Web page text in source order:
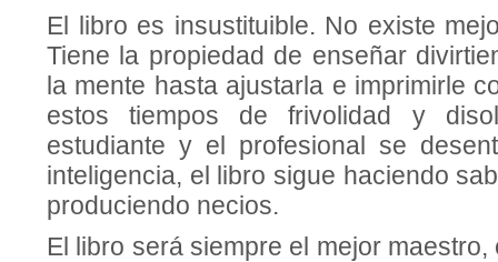
El libro es insustituible. No existe
Tiene la propiedad de enseñar
la mente hasta ajustarla e impri­mirle
estos tiempos de frivoli­dad y
estudiante y el profesional se
inteligencia, el libro si­gue haciendo
produciendo ne­cios.
El libro será siempre el mejor